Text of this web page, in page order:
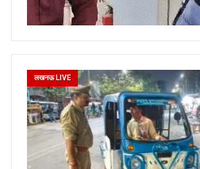
लखनऊ LIVE